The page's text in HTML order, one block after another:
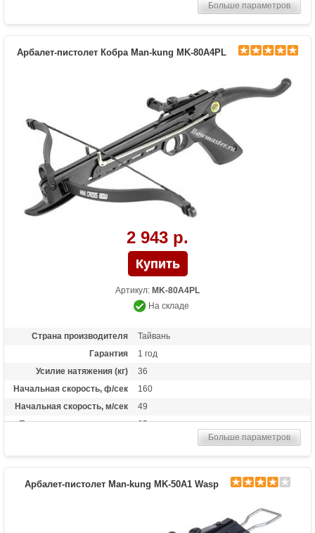
Стандарт стрел (дюймы)
6.5
Развлечение
Пластиковая рукоять, Фиберглассовые
плечи,планка под прицел
Больше параметров
Арбалет-пистолет Кобра Man-kung MK-80A4PL
2 943 р.
Артикул: MK-80A4PL
На складе
Страна производителя
Тайвань
Гарантия
1 год
Усилие натяжения (кг)
36
Начальная скорость, ф/сек
160
Начальная скорость, м/сек
49
Прицельная дальность, м
25
Стандарт стрел (дюймы)
6.5
Развлечение
Больше параметров
Арбалет-пистолет Man-kung MK-50A1 Wasp